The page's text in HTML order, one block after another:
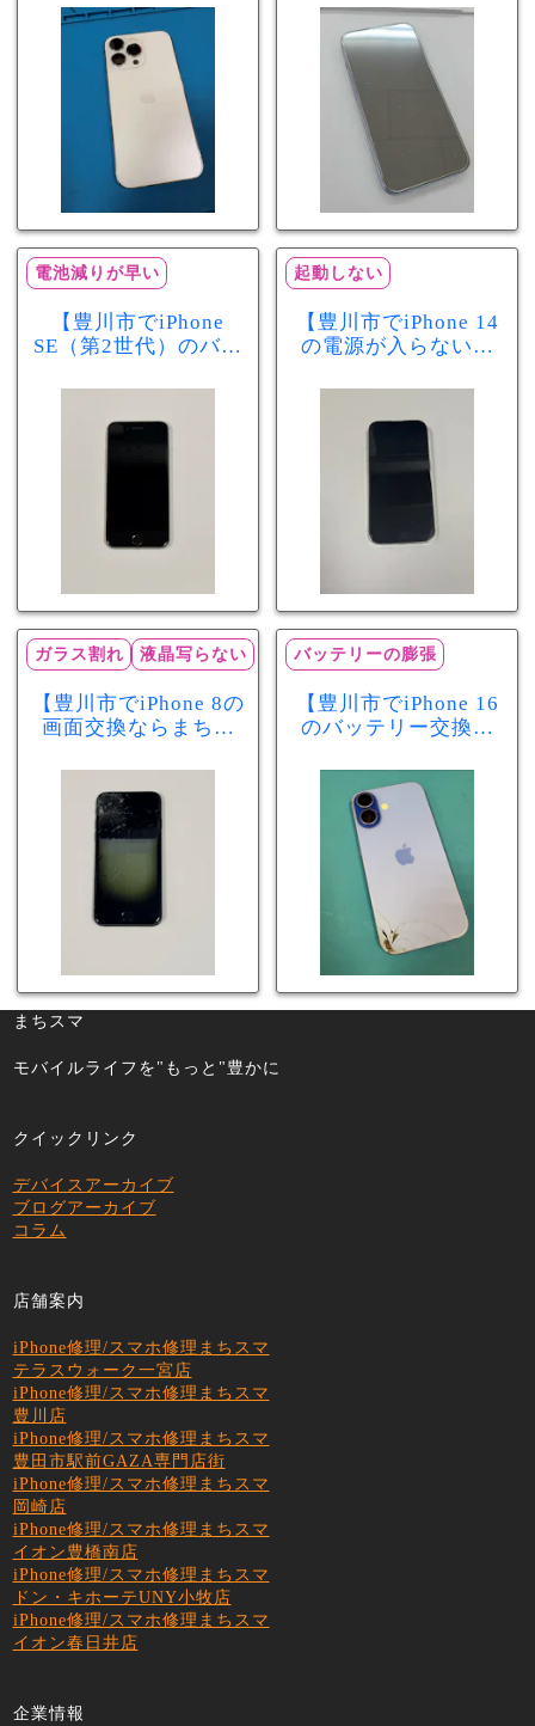
が早い症状も当日90
分で改善
修理！データそのま
まで復旧しました
電池減りが早い
【豊川市でiPhone
SE（第2世代）のバッ
スマ豊川店】電池の
減りが早い症状も当
起動しない
【豊川市でiPhone 14
の電源が入らない修
店】バッテリー交換
で復旧するケースも
あります！
ガラス割れ 液晶写らない
【豊川市でiPhone 8の
画面交換ならまちス
れ・液晶不良も当日
60分で修理可能！
バッテリーの膨張
【豊川市でiPhone 16
のバッテリー交換な
少し膨張したバッテ
リーも当日90分で安
心修理！
まちスマ
モバイルライフを"もっと"豊かに
クイックリンク
デバイスアーカイブ
ブログアーカイブ
コラム
店舗案内
iPhone修理/スマホ修理まちスマ
テラスウォーク一宮店
iPhone修理/スマホ修理まちスマ
豊川店
iPhone修理/スマホ修理まちスマ
豊田市駅前GAZA専門店街
iPhone修理/スマホ修理まちスマ
岡崎店
iPhone修理/スマホ修理まちスマ
イオン豊橋南店
iPhone修理/スマホ修理まちスマ
ドン・キホーテUNY小牧店
iPhone修理/スマホ修理まちスマ
イオン春日井店
企業情報